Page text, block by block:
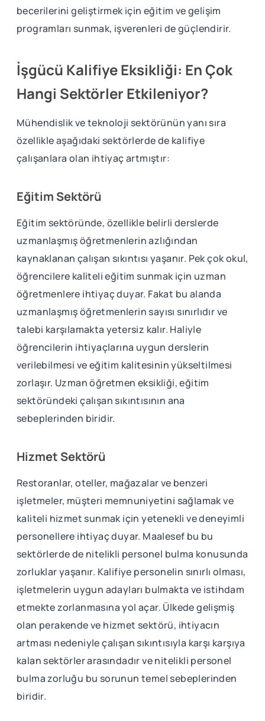
becerilerini geliştirmek için eğitim ve gelişim
programları sunmak, işverenleri de güçlendirir.
İşgücü Kalifiye Eksikliği: En Çok
Hangi Sektörler Etkileniyor?
Mühendislik ve teknoloji sektörünün yanı sıra
özellikle aşağıdaki sektörlerde de kalifiye
çalışanlara olan ihtiyaç artmıştır:
Eğitim Sektörü
Eğitim sektöründe, özellikle belirli derslerde
uzmanlaşmış öğretmenlerin azlığından
kaynaklanan çalışan sıkıntısı yaşanır. Pek çok okul,
öğrencilere kaliteli eğitim sunmak için uzman
öğretmenlere ihtiyaç duyar. Fakat bu alanda
uzmanlaşmış öğretmenlerin sayısı sınırlıdır ve
talebi karşılamakta yetersiz kalır. Haliyle
öğrencilerin ihtiyaçlarına uygun derslerin
verilebilmesi ve eğitim kalitesinin yükseltilmesi
zorlaşır. Uzman öğretmen eksikliği, eğitim
sektöründeki çalışan sıkıntısının ana
sebeplerinden biridir.
Hizmet Sektörü
Restoranlar, oteller, mağazalar ve benzeri
işletmeler, müşteri memnuniyetini sağlamak ve
kaliteli hizmet sunmak için yetenekli ve deneyimli
personellere ihtiyaç duyar. Maalesef bu bu
sektörlerde de nitelikli personel bulma konusunda
zorluklar yaşanır. Kalifiye personelin sınırlı olması,
işletmelerin uygun adayları bulmakta ve istihdam
etmekte zorlanmasına yol açar. Ülkede gelişmiş
olan perakende ve hizmet sektörü, ihtiyacın
artması nedeniyle çalışan sıkıntısıyla karşı karşıya
kalan sektörler arasındadır ve nitelikli personel
bulma zorluğu bu sorunun temel sebeplerinden
biridir.